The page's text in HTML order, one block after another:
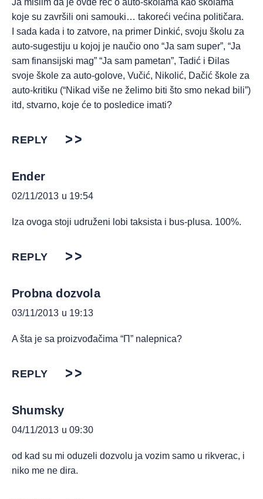
Ja mislim da je ovde reč o auto-školama kao školama
koje su završili oni samouki… takoreći većina političara.
I sada kada i to zatvore, na primer Dinkić, svoju školu za
auto-sugestiju u kojoj je naučio ono “Ja sam super”, “Ja
sam finansijski mag” “Ja sam pametan”, Tadić i Đilas
svoje škole za auto-golove, Vučić, Nikolić, Dačić škole za
auto-kritiku (“Nikad više ne želimo biti što smo nekad bili”)
itd, stvarno, koje će to posledice imati?
REPLY
Ender
02/11/2013 u 19:54
Iza ovoga stoji udruženi lobi taksista i bus-plusa. 100%.
REPLY
Probna dozvola
03/11/2013 u 19:13
A šta je sa proizvođačima “П” nalepnica?
REPLY
Shumsky
04/11/2013 u 09:30
od kad su mi oduzeli dozvolu ja vozim samo u rikverac, i
niko me ne dira.